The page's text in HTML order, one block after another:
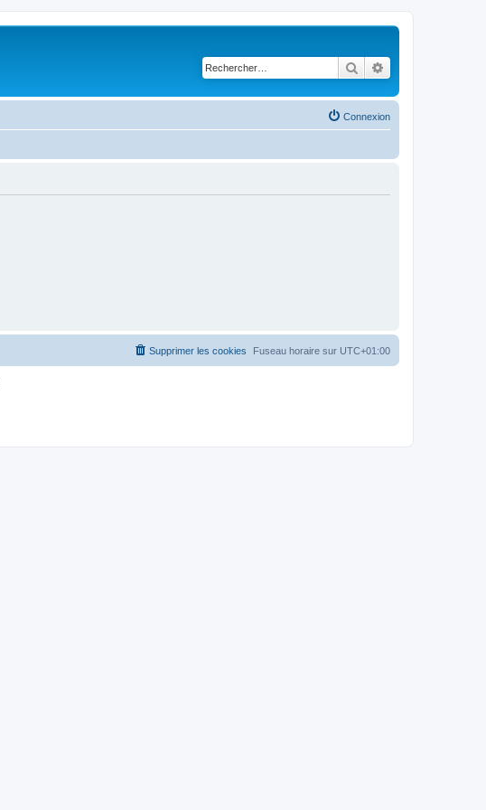
Rechercher
Connexion
Fuseau horaire sur UTC+01:00
Supprimer les cookies